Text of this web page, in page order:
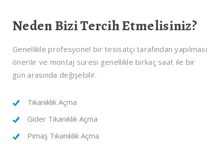
Neden Bizi Tercih Etmelisiniz?
Genellikle profesyonel bir tesisatçı tarafından yapılması
önerilir ve montaj süresi genellikle birkaç saat ile bir
gün arasında değişebilir.
Tıkanıklık Açma
Gider Tıkanıklık Açma
Pimaş Tıkanıklık Açma